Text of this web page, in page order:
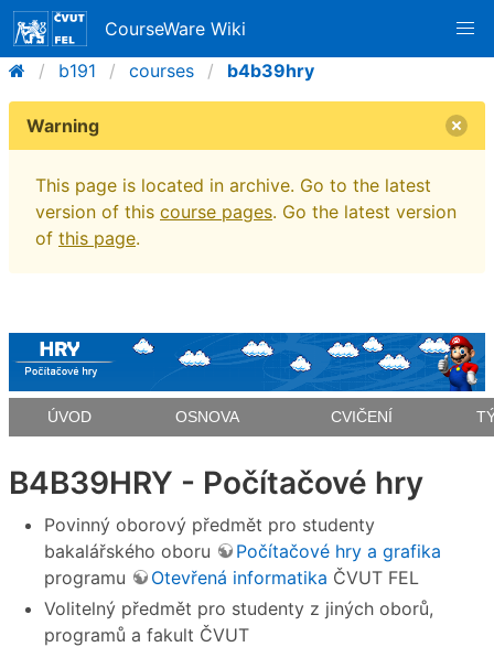
CourseWare Wiki
b191
courses b4b39hry
Warning
This page is located in archive. Go to the latest
version of this course pages. Go the latest version
of this page.
ÚVOD OSNOVA CVIČENÍ
B4B39HRY - Počítačové hry
Povinný oborový předmět pro studenty
bakalářského oboru
Počítačové hry a grafika
programu
Otevřená informatika ČVUT FEL
Volitelný předmět pro studenty z jiných oborů,
programů a fakult ČVUT